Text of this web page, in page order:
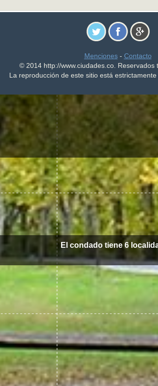
Menciones- Contacto
© 2014 http://www.ciudades.co. Reservados
La reproducción de este sitio está
El condado tiene 6